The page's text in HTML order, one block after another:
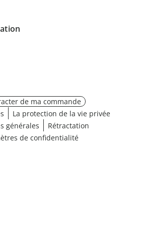
de ma commande
La protection de la vie privée
générales
Rétractation
de confidentialité